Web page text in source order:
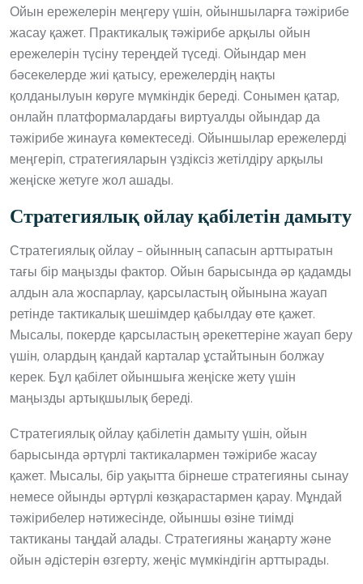
Ойын ережелерін меңгеру үшін, ойыншыларға тәжірибе
жасау қажет. Практикалық тәжірибе арқылы ойын
ережелерін түсіну тереңдей түседі. Ойындар мен
бәсекелерде жиі қатысу, ережелердің нақты
қолданылуын көруге мүмкіндік береді. Сонымен қатар,
онлайн платформалардағы виртуалды ойындар да
тәжірибе жинауға көмектеседі. Ойыншылар ережелерді
меңгеріп, стратегияларын үздіксіз жетілдіру арқылы
жеңіске жетуге жол ашады.
Стратегиялық ойлау қабілетін дамыту
Стратегиялық ойлау – ойынның сапасын арттыратын
тағы бір маңызды фактор. Ойын барысында әр қадамды
алдын ала жоспарлау, қарсыластың ойынына жауап
ретінде тактикалық шешімдер қабылдау өте қажет.
Мысалы, покерде қарсыластың әрекеттеріне жауап беру
үшін, олардың қандай карталар ұстайтынын болжау
керек. Бұл қабілет ойыншыға жеңіске жету үшін
маңызды артықшылық береді.
Стратегиялық ойлау қабілетін дамыту үшін, ойын
барысында әртүрлі тактикалармен тәжірибе жасау
қажет. Мысалы, бір уақытта бірнеше стратегияны сынау
немесе ойынды әртүрлі көзқарастармен қарау. Мұндай
тәжірибелер нәтижесінде, ойыншы өзіне тиімді
тактиканы таңдай алады. Стратегияны жаңарту және
ойын әдістерін өзгерту, жеңіс мүмкіндігін арттырады.